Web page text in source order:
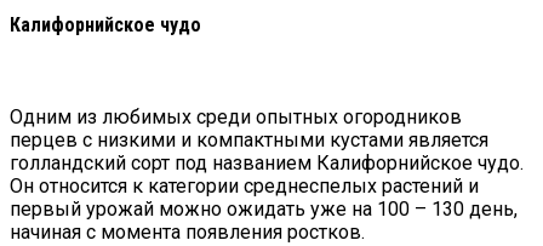
Калифорнийское чудо
Одним из любимых среди опытных огородников
перцев с низкими и компактными кустами является
голландский сорт под названием Калифорнийское чудо.
Он относится к категории среднеспелых растений и
первый урожай можно ожидать уже на 100 – 130 день,
начиная с момента появления ростков.